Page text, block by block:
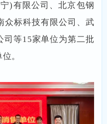
)有限公司、北京包钢
众标科技有限公司、武
司等15家单位为第二批
。